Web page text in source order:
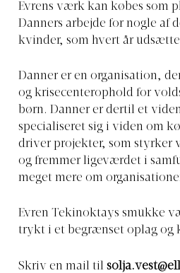
Evrens værk kan købes som
Danners arbejde for nogle af
kvinder, som hvert år
Danner er en organisation,
og krisecenterophold for
børn. Danner er dertil et
specialiseret sig i viden om
driver projekter, som styrker
og fremmer ligeværdet i
meget mere om
Evren Tekinoktays smukke
trykt i et begrænset oplag og
Skriv en mail til